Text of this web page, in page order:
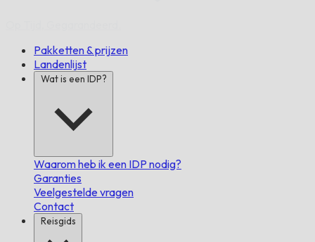
Pakketten & prijzen
Landenlijst
Wat is een IDP?
Waarom heb ik een IDP nodig?
Garanties
Veelgestelde vragen
Contact
Reisgids